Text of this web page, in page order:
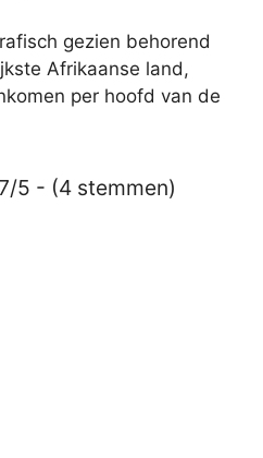
gezien behorend
Afrikaanse land,
per hoofd van de
5 - (4 stemmen)